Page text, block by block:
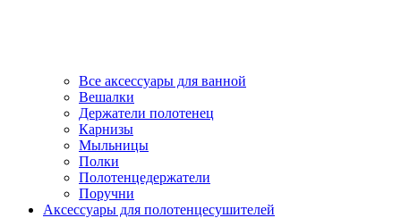
Все аксессуары для ванной
Вешалки
Держатели полотенец
Карнизы
Мыльницы
Полки
Полотенцедержатели
Поручни
Аксессуары для полотенцесушителей